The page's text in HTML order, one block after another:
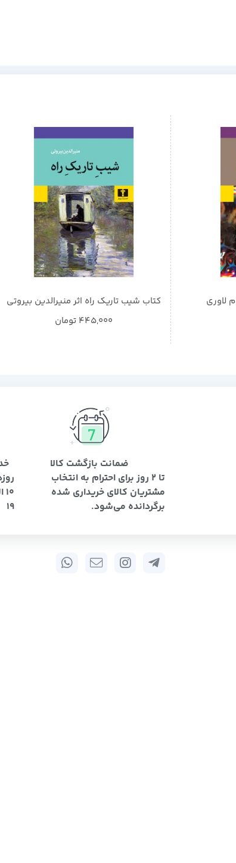
لاوری
کتاب شیب تاریک راه اثر منیرالدین بیروتی
445,000 تومان
ضمانت بازگشت کالا
تا 2 روز برای احترام به انتخاب
مشتریان کالای خریداری شده
برگردانده می‌شود.
19